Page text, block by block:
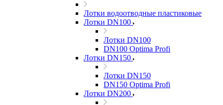
Лотки водоотводные пластиковые
Лотки DN100
Лотки DN100
DN100 Optima Profi
Лотки DN150
Лотки DN150
DN150 Optima Profi
Лотки DN200